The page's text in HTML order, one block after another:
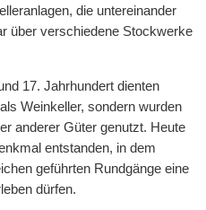
die untereinander
über verschiedene Stockwerke
17. Jahrhundert dienten
Weinkeller, sondern wurden
anderer Güter genutzt. Heute
entstanden, in dem
geführten Rundgänge eine
dürfen.